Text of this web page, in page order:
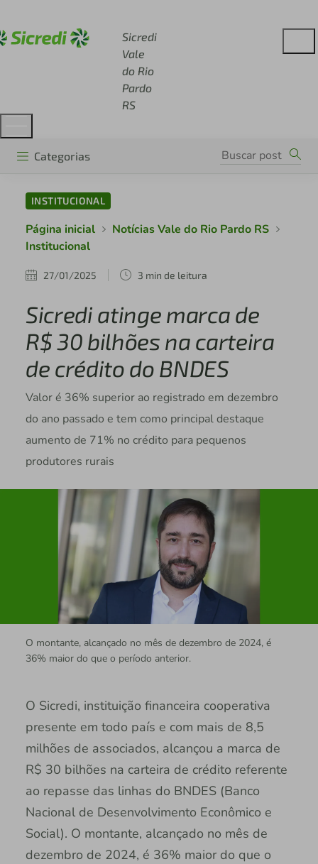
Sicredi
Vale
do Rio
Pardo
RS
Categorias
INSTITUCIONAL
Página inicial
Notícias Vale do Rio Pardo RS
Institucional
27/01/2025 3 min de leitura
Sicredi atinge marca de
R$ 30 bilhões na carteira
de crédito do BNDES
Valor é 36% superior ao registrado em dezembro
do ano passado e tem como principal destaque
aumento de 71% no crédito para pequenos
produtores rurais
O montante, alcançado no mês de dezembro de 2024, é
36% maior do que o período anterior.
O Sicredi, instituição financeira cooperativa
presente em todo país e com mais de 8,5
milhões de associados, alcançou a marca de
R$ 30 bilhões na carteira de crédito referente
ao repasse das linhas do BNDES (Banco
Nacional de Desenvolvimento Econômico e
Social). O montante, alcançado no mês de
dezembro de 2024, é 36% maior do que o